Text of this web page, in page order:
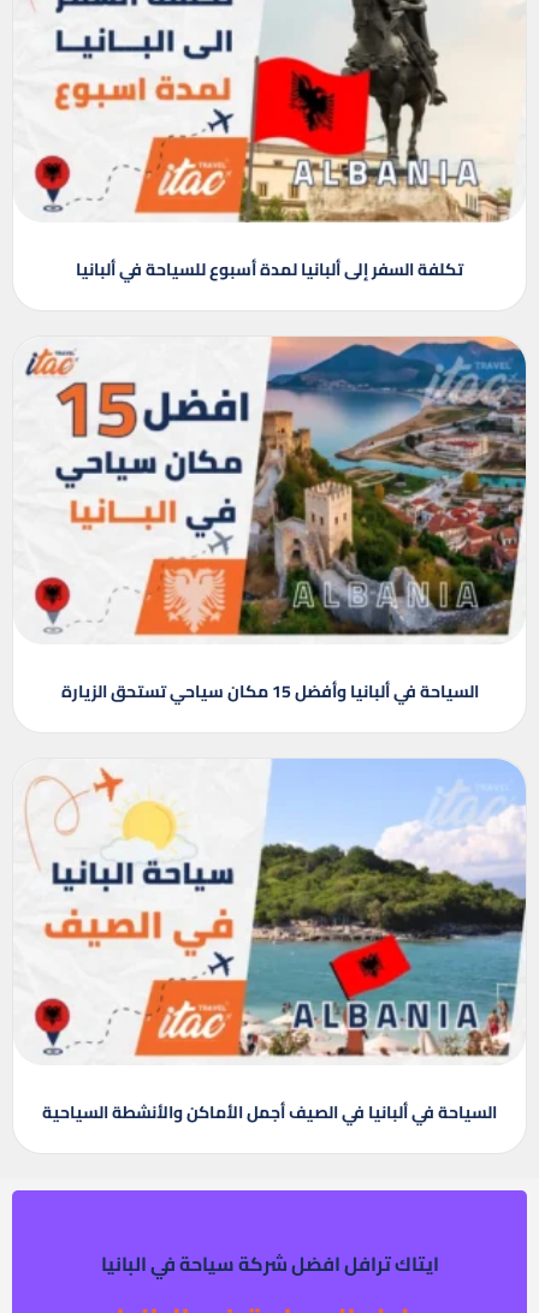
تكلفة السفر إلى ألبانيا لمدة أسبوع للسياحة في ألبانيا
السياحة في ألبانيا وأفضل 15 مكان سياحي تستحق الزيارة
السياحة في ألبانيا في الصيف أجمل الأماكن والأنشطة السياحية
ايتاك ترافل افضل شركة سياحة في البانيا